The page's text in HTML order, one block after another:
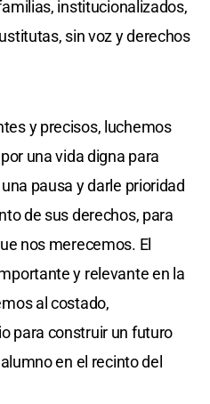
institucionalizados,
sin voz y derechos
y precisos, luchemos
una vida digna para
pausa y darle prioridad
de sus derechos, para
nos merecemos. El
y relevante en la
al costado,
para construir un futuro
en el recinto del